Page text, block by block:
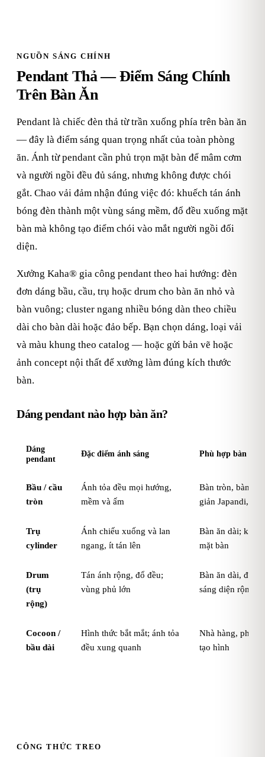
NGUỒN SÁNG CHÍNH
Pendant Thả — Điểm Sáng Chính
Trên Bàn Ăn
Pendant là chiếc đèn thả từ trần xuống phía trên bàn ăn
— đây là điểm sáng quan trọng nhất của toàn phòng
ăn. Ánh từ pendant cần phủ trọn mặt bàn để mâm cơm
và người ngồi đều đủ sáng, nhưng không được chói
gắt. Chao vải đảm nhận đúng việc đó: khuếch tán ánh
bóng đèn thành một vùng sáng mềm, đổ đều xuống mặt
bàn mà không tạo điểm chói vào mắt người ngồi đối
diện.
Xưởng Kaha® gia công pendant theo hai hướng: đèn
đơn dáng bầu, cầu, trụ hoặc drum cho bàn ăn nhỏ và
bàn vuông; cluster ngang nhiều bóng dàn theo chiều
dài cho bàn dài hoặc đảo bếp. Bạn chọn dáng, loại vải
và màu khung theo catalog — hoặc gửi bản vẽ hoặc
ảnh concept nội thất để xưởng làm đúng kích thước
bàn.
Dáng pendant nào hợp bàn ăn?
Dáng
pendant
Đặc điểm ánh sáng Phù hợp bàn ăn
Bầu / cầu
tròn
Ánh tỏa đều mọi hướng,
mềm và ấm
Bàn tròn, bàn
giản Japandi,
Trụ
cylinder
Ánh chiếu xuống và lan
ngang, ít tán lên
Bàn ăn dài; khi
mặt bàn
Drum
(trụ
rộng)
Tán ánh rộng, đổ đều;
vùng phủ lớn
Bàn ăn dài, đảo
sáng diện rộng
Cocoon /
bầu dài
Hình thức bắt mắt; ánh tỏa
đều xung quanh
Nhà hàng,
tạo hình
CÔNG THỨC TREO